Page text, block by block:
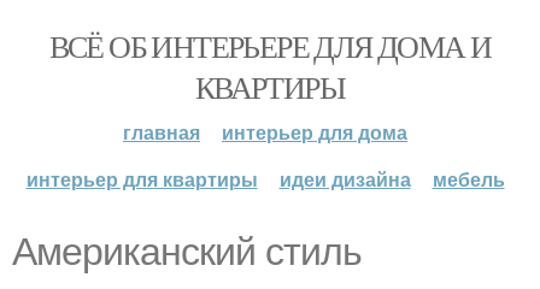
ВСЁ ОБ ИНТЕРЬЕРЕ ДЛЯ ДОМА И
КВАРТИРЫ
главная
интерьер для дома
интерьер для квартиры
идеи дизайна мебель
Американский стиль